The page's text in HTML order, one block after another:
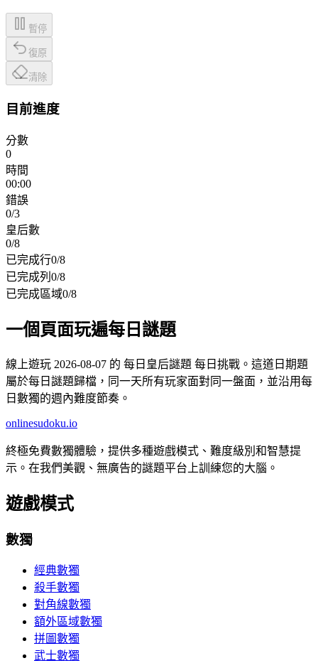
暫停
復原
清除
目前進度
分數
0
時間
00:00
錯誤
0/3
皇后數
0/8
已完成行0/8
已完成列 0/8
已完成區域0/8
一個頁面玩遍每日謎題
線上遊玩 2026-08-07 的 每日皇后謎題 每日挑戰。這道日期題
屬於每日謎題歸檔，同一天所有玩家面對同一盤面，並沿用每
日數獨的週內難度節奏。
onlinesudoku.io
終極免費數獨體驗，提供多種遊戲模式、難度級別和智慧提
示。在我們美觀、無廣告的謎題平台上訓練您的大腦。
遊戲模式
數獨
經典數獨
殺手數獨
對角線數獨
額外區域數獨
拼圖數獨
武士數獨